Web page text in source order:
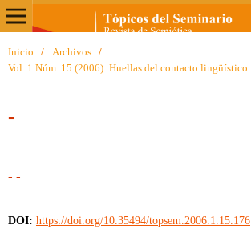
Inicio / Archivos
/
Vol. 1 Núm. 15 (2006): Huellas del contacto lingüístico
-
- -
DOI: https://doi.org/10.35494/topsem.2006.1.15.176